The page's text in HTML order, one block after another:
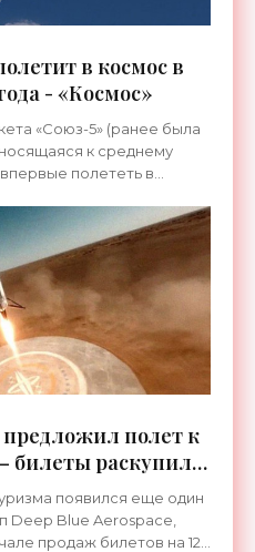
в космос в
- «Космос»
«Союз-5» (ранее была
к среднему
полететь в
полет к
билеты раскупили
- «Космос»
появился еще один
Deep Blue Aerospace,
продаж билетов на 12-